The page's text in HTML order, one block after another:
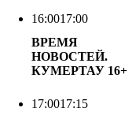
16:0017:00
ВРЕМЯ
НОВОСТЕЙ.
КУМЕРТАУ 16+
17:0017:15